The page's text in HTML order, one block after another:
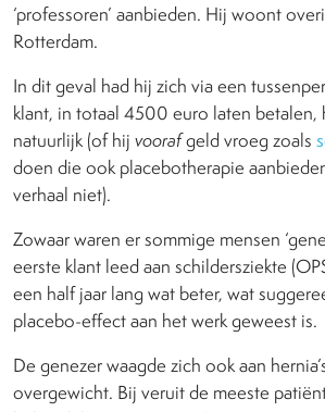
‘professoren’ aanbieden. Hij woont
Rotterdam.
In dit geval had hij zich via een
klant, in totaal 4500 euro laten betalen,
natuurlijk (of hij voorafgeld vroeg zoals
doen die ook placebotherapie
verhaal niet).
Zowaar waren er sommige mensen
eerste klant leed aan schildersziekte
een half jaar lang wat beter, wat
placebo-effect aan het werk geweest is.
De genezer waagde zich ook aan
overgewicht. Bij veruit de meeste